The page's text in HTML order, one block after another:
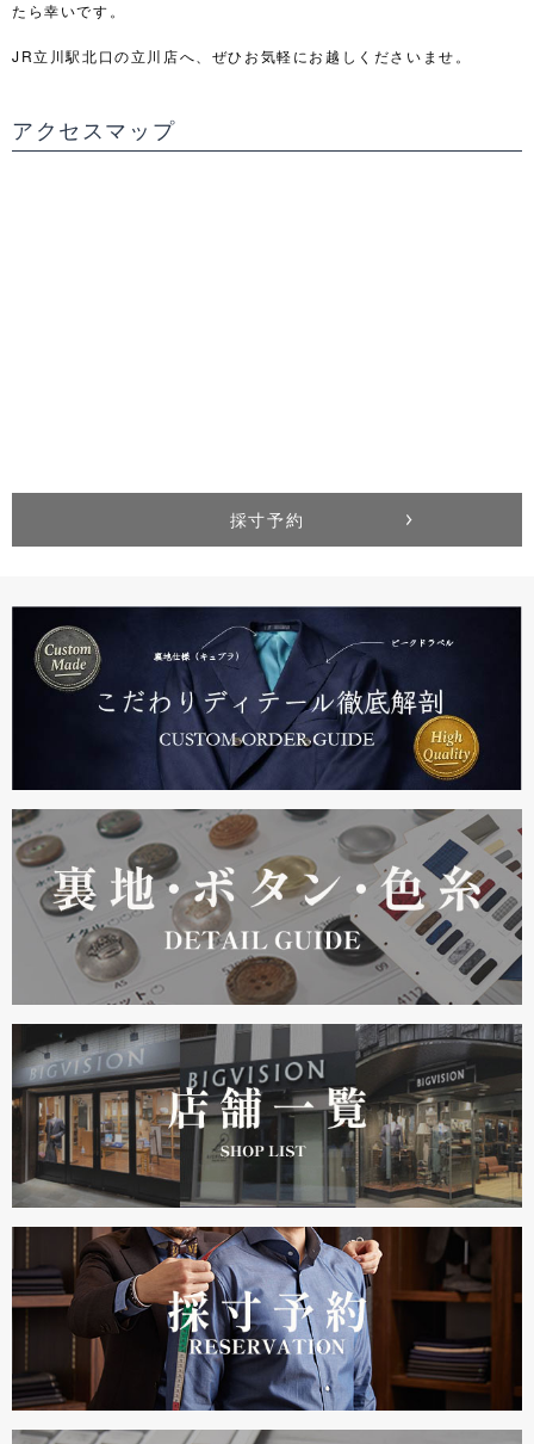
たら幸いです。
JR立川駅北口の立川店へ、ぜひお気軽にお越しくださいませ。
アクセスマップ
採寸予約